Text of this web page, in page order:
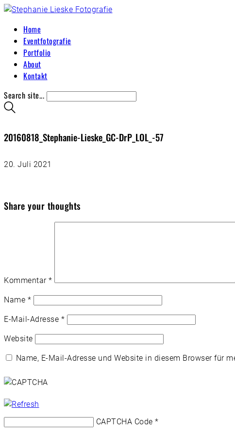
Home
Eventfotografie
Portfolio
About
Kontakt
Search site...
20160818_Stephanie-Lieske_GC-DrP_LOL_-57
20. Juli 2021
Share your thoughts
Kommentar *
Name *
E-Mail-Adresse *
Website
Name, E-Mail-Adresse und Website in diesem Browser für
CAPTCHA Code *